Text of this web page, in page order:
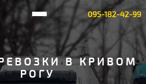
095-182-42-99
В КРИВОМ
РОГУ